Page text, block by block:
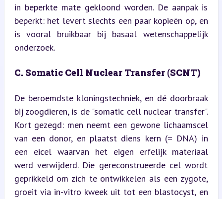
in beperkte mate gekloond worden. De aanpak is
beperkt: het levert slechts een paar kopieën op, en
is vooral bruikbaar bij basaal wetenschappelijk
onderzoek.
C. Somatic Cell Nuclear Transfer (SCNT)
De beroemdste kloningstechniek, en dé doorbraak
bij zoogdieren, is de "somatic cell nuclear transfer".
Kort gezegd: men neemt een gewone lichaamscel
van een donor, en plaatst diens kern (= DNA) in
een eicel waarvan het eigen erfelijk materiaal
werd verwijderd. Die gereconstrueerde cel wordt
geprikkeld om zich te ontwikkelen als een zygote,
groeit via in-vitro kweek uit tot een blastocyst, en